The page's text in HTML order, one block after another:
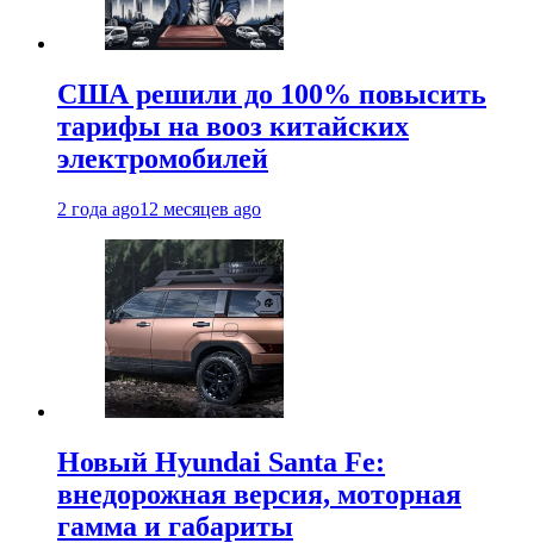
США решили до 100% повысить
тарифы на вооз китайских
электромобилей
2 года ago12 месяцев ago
Новый Hyundai Santa Fe:
внедорожная версия, моторная
гамма и габариты